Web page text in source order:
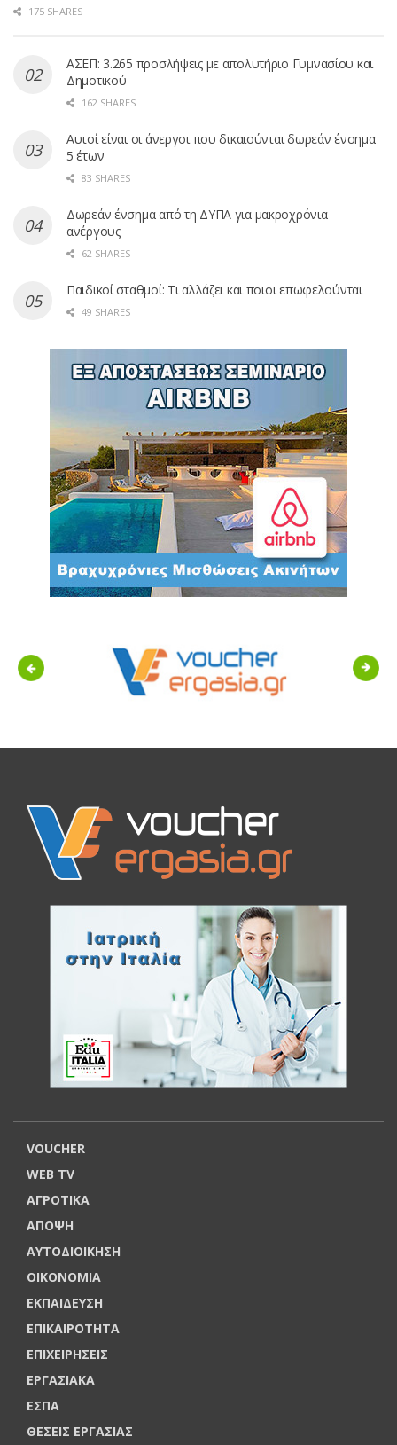
175 SHARES
ΑΣΕΠ: 3.265 προσλήψεις με απολυτήριο Γυμνασίου και
Δημοτικού
162 SHARES
Αυτοί είναι οι άνεργοι που δικαιούνται δωρεάν ένσημα
5 έτων
83 SHARES
Δωρεάν ένσημα από τη ΔΥΠΑ για μακροχρόνια
ανέργους
62 SHARES
Παιδικοί σταθμοί: Τι αλλάζει και ποιοι επωφελούνται
49 SHARES
Previous Next
VOUCHER
WEB TV
ΑΓΡΟΤΙΚΑ
ΑΠΟΨΗ
ΑΥΤΟΔΙΟΙΚΗΣΗ
ΟΙΚΟΝΟΜΙΑ
ΕΚΠΑΙΔΕΥΣΗ
ΕΠΙΚΑΙΡΟΤΗΤΑ
ΕΠΙΧΕΙΡΗΣΕΙΣ
ΕΡΓΑΣΙΑΚΑ
ΕΣΠΑ
ΘΕΣΕΙΣ ΕΡΓΑΣΙΑΣ